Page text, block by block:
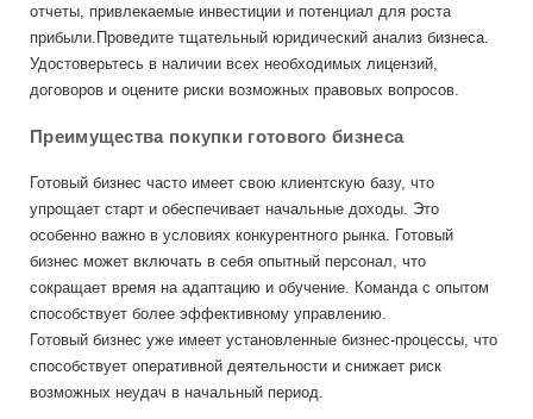
отчеты, привлекаемые инвестиции и потенциал для роста
прибыли.Проведите тщательный юридический анализ бизнеса.
Удостоверьтесь в наличии всех необходимых лицензий,
договоров и оцените риски возможных правовых вопросов.
Преимущества покупки готового бизнеса
Готовый бизнес часто имеет свою клиентскую базу, что
упрощает старт и обеспечивает начальные доходы. Это
особенно важно в условиях конкурентного рынка. Готовый
бизнес может включать в себя опытный персонал, что
сокращает время на адаптацию и обучение. Команда с опытом
способствует более эффективному управлению.
Готовый бизнес уже имеет установленные бизнес-процессы, что
способствует оперативной деятельности и снижает риск
возможных неудач в начальный период.